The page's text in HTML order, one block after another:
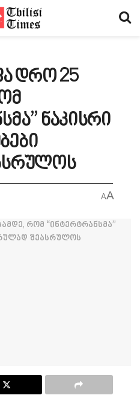
დრო 25
ნაკისრი
AA